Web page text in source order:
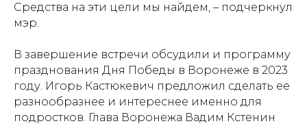
Средства на эти цели мы найдем, – подчеркнул
мэр.
В завершение встречи обсудили и программу
празднования Дня Победы в Воронеже в 2023
году. Игорь Кастюкевич предложил сделать ее
разнообразнее и интереснее именно для
подростков. Глава Воронежа Вадим Кстенин